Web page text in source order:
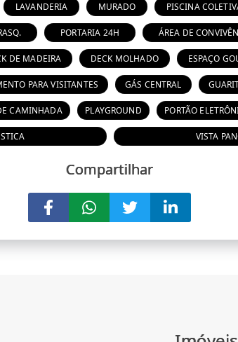
LAVANDERIA MURADO PISCINA
PORTARIA 24H ÁREA DE
DE MADEIRA DECK MOLHADO ESPAÇO
PARA VISITANTES GÁS CENTRAL
CAMINHADA PLAYGROUND PORTÃO
VISTA
Compartilhar